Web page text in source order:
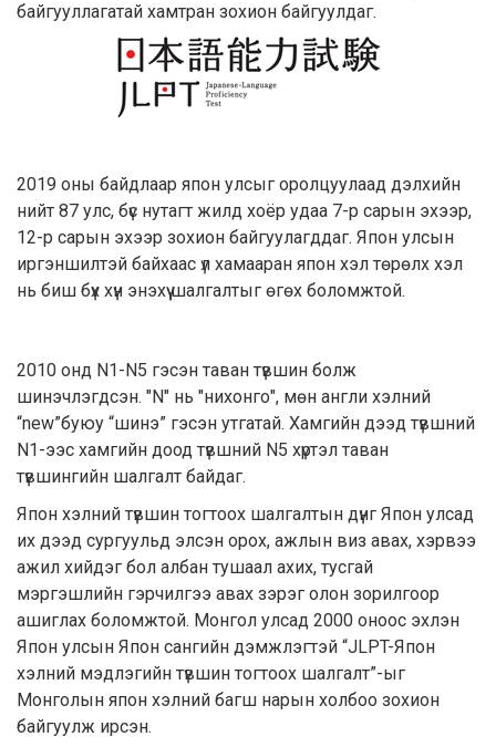
байгууллагатай хамтран зохион байгуулдаг.
2019 оны байдлаар япон улсыг оролцуулаад дэлхийн
нийт 87 улс, бүс нутагт жилд хоёр удаа 7-р сарын эхээр,
12-р сарын эхээр зохион байгуулагддаг. Япон улсын
иргэншилтэй байхаас үл хамааран япон хэл төрөлх хэл
нь биш бүх хүн энэхүү шалгалтыг өгөх боломжтой.
2010 онд N1-N5 гэсэн таван түвшин болж
шинэчлэгдсэн. "N" нь "нихонго", мөн англи хэлний
“new”буюу “шинэ” гэсэн утгатай. Хамгийн дээд түвшний
N1-ээс хамгийн доод түвшний N5 хүртэл таван
түвшингийн шалгалт байдаг.
Япон хэлний түвшин тогтоох шалгалтын дүнг Япон улсад
их дээд сургуульд элсэн орох, ажлын виз авах, хэрвээ
ажил хийдэг бол албан тушаал ахих, тусгай
мэргэшлийн гэрчилгээ авах зэрэг олон зорилгоор
ашиглах боломжтой. Монгол улсад 2000 оноос эхлэн
Япон улсын Япон сангийн дэмжлэгтэй “JLPT-Япон
хэлний мэдлэгийн түвшин тогтоох шалгалт”-ыг
Монголын япон хэлний багш нарын холбоо зохион
байгуулж ирсэн.